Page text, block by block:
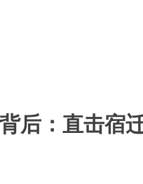
后：直击宿